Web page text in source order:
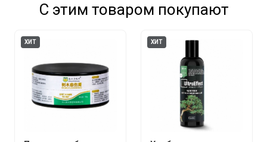
С этим товаром покупают
ХИТ ХИТ